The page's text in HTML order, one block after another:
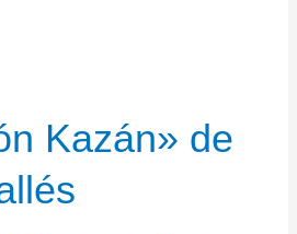
Kazán» de